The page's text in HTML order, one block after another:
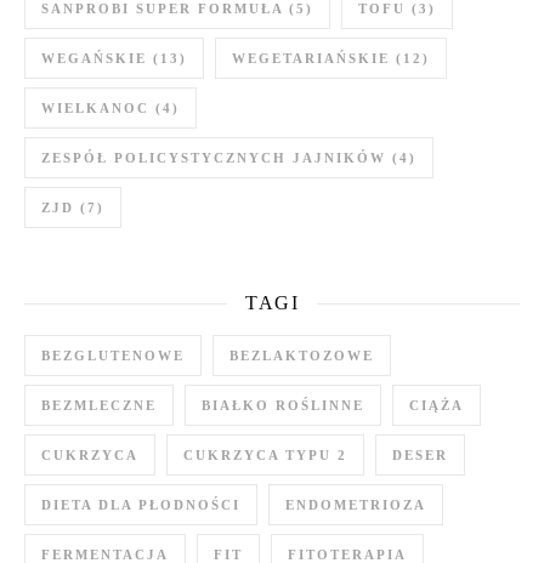
SANPROBI SUPER FORMUŁA (5) TOFU (3)
WEGAŃSKIE (13) WEGETARIAŃSKIE (12)
WIELKANOC (4)
ZESPÓŁ POLICYSTYCZNYCH JAJNIKÓW (4)
ZJD (7)
TAGI
BEZGLUTENOWE BEZLAKTOZOWE
BEZMLECZNE BIAŁKO ROŚLINNE CIĄŻA
CUKRZYCA CUKRZYCA TYPU 2 DESER
DIETA DLA PŁODNOŚCI ENDOMETRIOZA
FERMENTACJA FIT FITOTERAPIA